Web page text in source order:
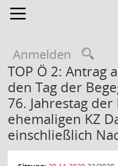
Toggle navigation
Anmelden
TOP Ö 2: Antrag
den Tag der
76. Jahrestag
ehemaligen KZ
einschließlich